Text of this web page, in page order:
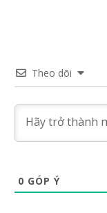
Theo dõi
0 GÓP Ý